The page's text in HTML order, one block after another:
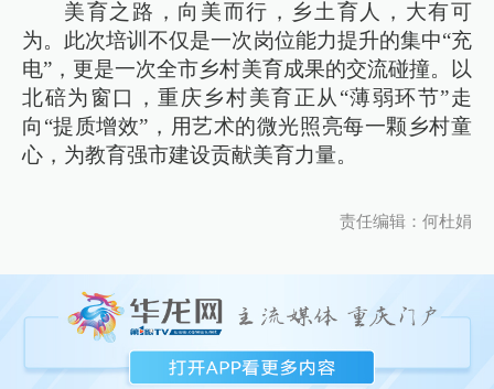
美育之路，向美而行，乡土育人，大有可
为。此次培训不仅是一次岗位能力提升的集中“充
电”，更是一次全市乡村美育成果的交流碰撞。以
北碚为窗口，重庆乡村美育正从“薄弱环节”走
向“提质增效”，用艺术的微光照亮每一颗乡村童
心，为教育强市建设贡献美育力量。
责任编辑：何杜娟